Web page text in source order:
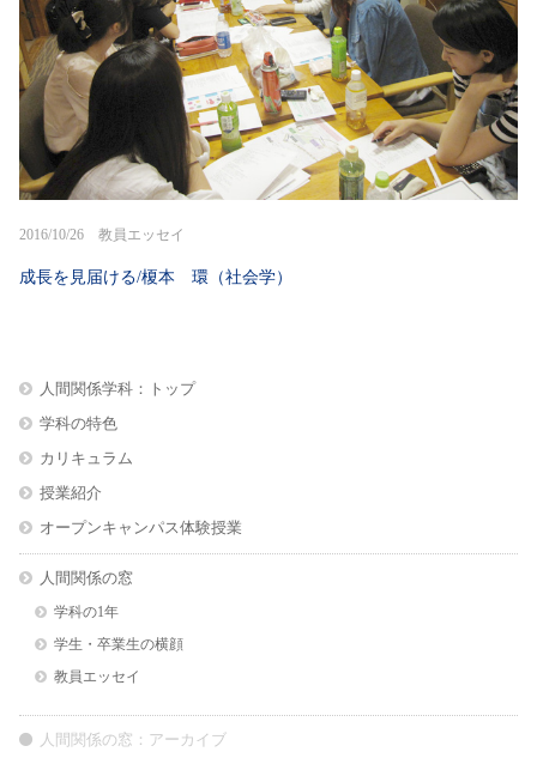
2016/10/26 教員エッセイ
成長を見届ける/榎本 環（社会学）
人間関係学科：トップ
学科の特色
カリキュラム
授業紹介
オープンキャンパス体験授業
人間関係の窓
学科の1年
学生・卒業生の横顔
教員エッセイ
人間関係の窓：アーカイブ